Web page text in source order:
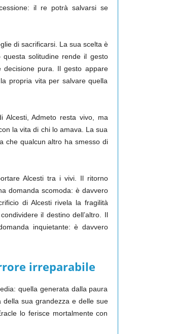
il re potrà salvarsi se
di sacrificarsi. La sua scelta è
solitudine rende il gesto
pura. Il gesto appare
propria vita per salvare quella
Admeto resta vivo, ma
la vita di chi lo amava. La sua
che qualcun altro ha smesso di
Alcesti tra i vivi. Il ritorno
domanda scomoda: è davvero
di Alcesti rivela la fragilità
il destino dell’altro. Il
inquietante: è davvero
irreparabile
quella generata dalla paura
della sua grandezza e delle sue
lo ferisce mortalmente con